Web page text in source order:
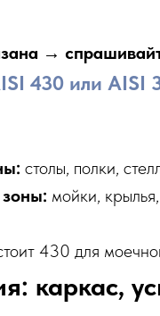
→
430 или AISI
столы, полки,
мойки,
430 для
каркас,